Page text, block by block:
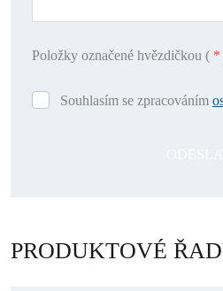
Položky označené hvězdičkou ( *
Souhlasím
Souhlasím se zpracováním
nepodařilo
PRODUKTOVÉ